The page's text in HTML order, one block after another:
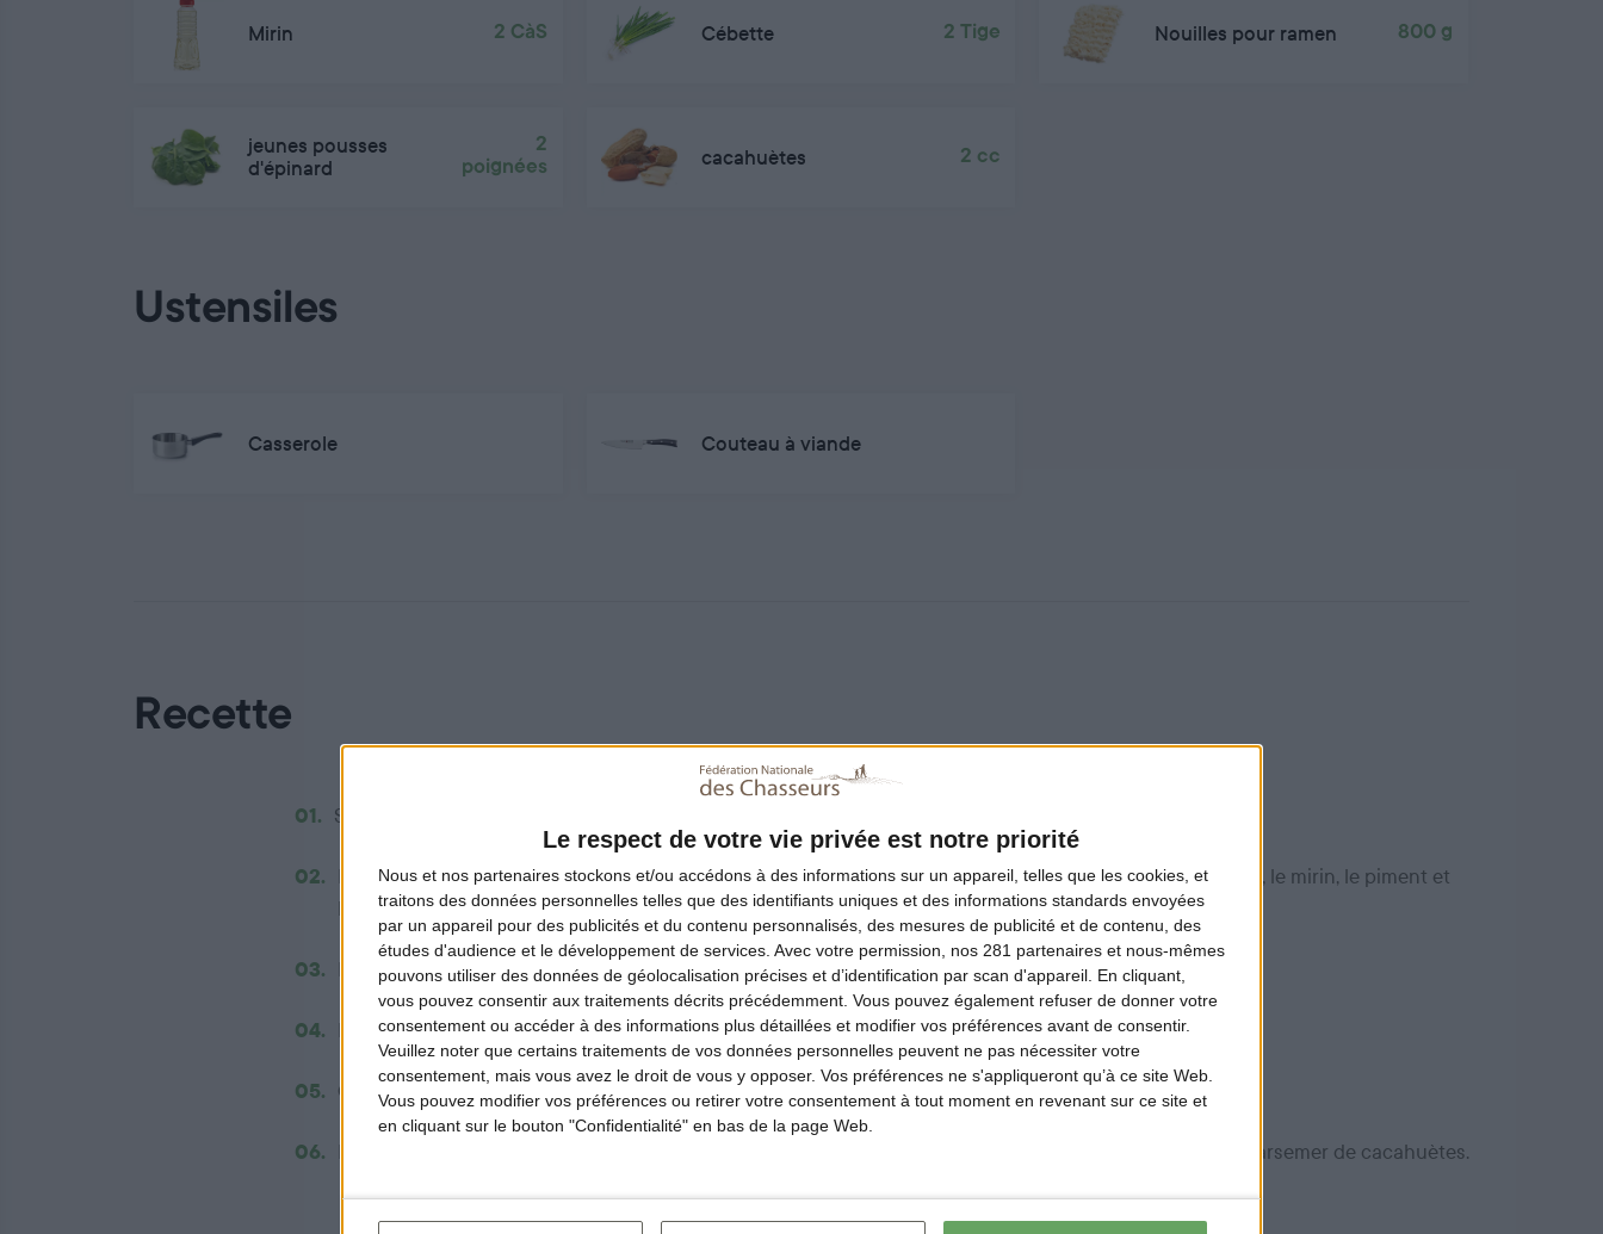
Le respect de votre vie privée est notre priorité
Nous et nos partenaires stockons et/ou accédons à des informations sur un appareil, telles que les cookies, et
traitons des données personnelles telles que des identifiants uniques et des informations standards envoyées
par un appareil pour des publicités et du contenu personnalisés, des mesures de publicité et de contenu, des
études d'audience et le développement de services. Avec votre permission, nos 281 partenaires et nous-mêmes
pouvons utiliser des données de géolocalisation précises et d’identification par scan d'appareil. En cliquant,
vous pouvez consentir aux traitements décrits précédemment. Vous pouvez également refuser de donner votre
consentement ou accéder à des informations plus détaillées et modifier vos préférences avant de consentir.
Veuillez noter que certains traitements de vos données personnelles peuvent ne pas nécessiter votre
consentement, mais vous avez le droit de vous y opposer. Vos préférences ne s'appliqueront qu’à ce site Web.
Vous pouvez modifier vos préférences ou retirer votre consentement à tout moment en revenant sur ce site et
en cliquant sur le bouton "Confidentialité" en bas de la page Web.
Mirin 2 CàS Cébette 2 Tige Nouilles pour ramen 800 g
jeunes pousses
d'épinard
2
poignées
cacahuètes 2 cc
Ustensiles
Casserole Couteau à viande
Recette
01. Saisir les morceaux de faisan dans l’huile puis réserver de côté.
02.
Dans une casserole, faire chauffer le bouillon de volaille. Y ajouter l’ail, le gingembre haché, la sauce soja, le mirin, le piment et
laisser cuire 10 minutes.
03. Faire cuire l’œuf 6 minutes dans de l’eau bouillante puis écailler le.
04. Laver les feuilles d’épinard et ciseler la cébette.
05. Cuire les nouilles 3 minutes dans de l’eau bouillante puis égoutter-les.
06. Dresser les nouilles dans un bol, ajouter du bouillon, des feuilles d’épinard, la cébette, un demi-œuf et parsemer de cacahuètes.